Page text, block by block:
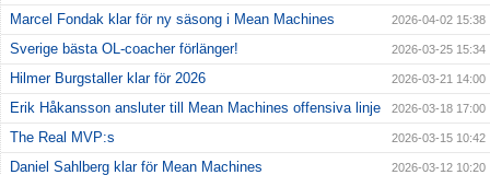
Marcel Fondak klar för ny säsong i Mean Machines 2026-04-02 15:38
Sverige bästa OL-coacher förlänger! 2026-03-25 15:34
Hilmer Burgstaller klar för 2026 2026-03-21 14:00
Erik Håkansson ansluter till Mean Machines offensiva linje 2026-03-18 17:00
The Real MVP:s 2026-03-15 10:42
Daniel Sahlberg klar för Mean Machines 2026-03-12 10:20